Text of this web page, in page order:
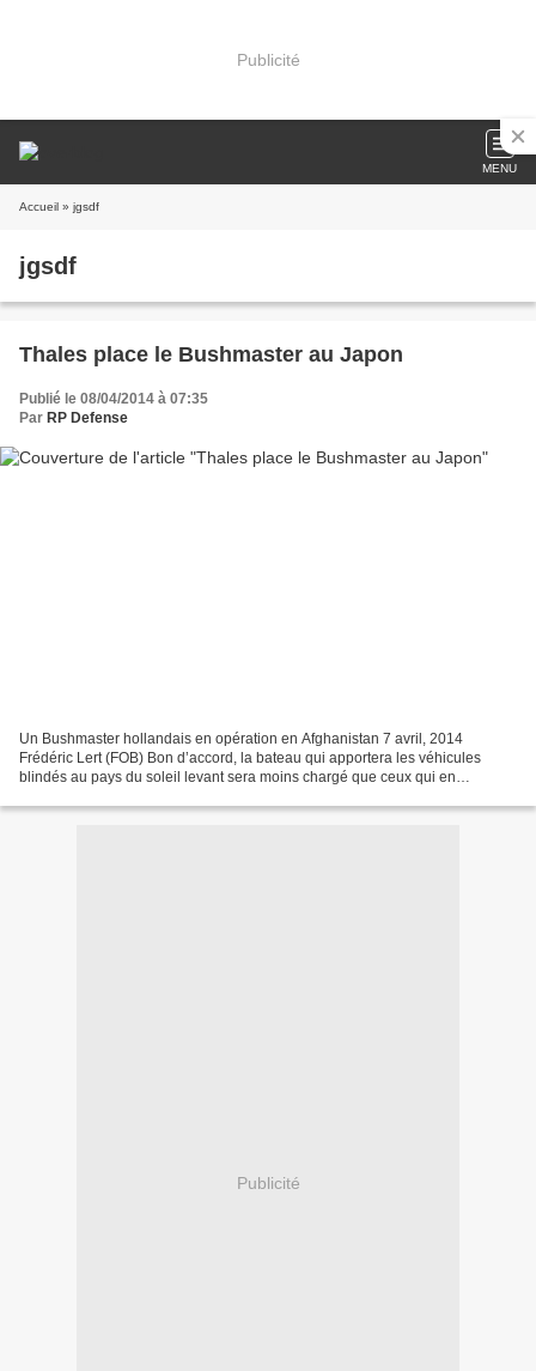
Publicité
MENU
Accueil » jgsdf
jgsdf
Thales place le Bushmaster au Japon
Publié le 08/04/2014 à 07:35
Par RP Defense
Un Bushmaster hollandais en opération en Afghanistan 7 avril, 2014
Frédéric Lert (FOB) Bon d’accord, la bateau qui apportera les véhicules
blindés au pays du soleil levant sera moins chargé que ceux qui en
Publicité